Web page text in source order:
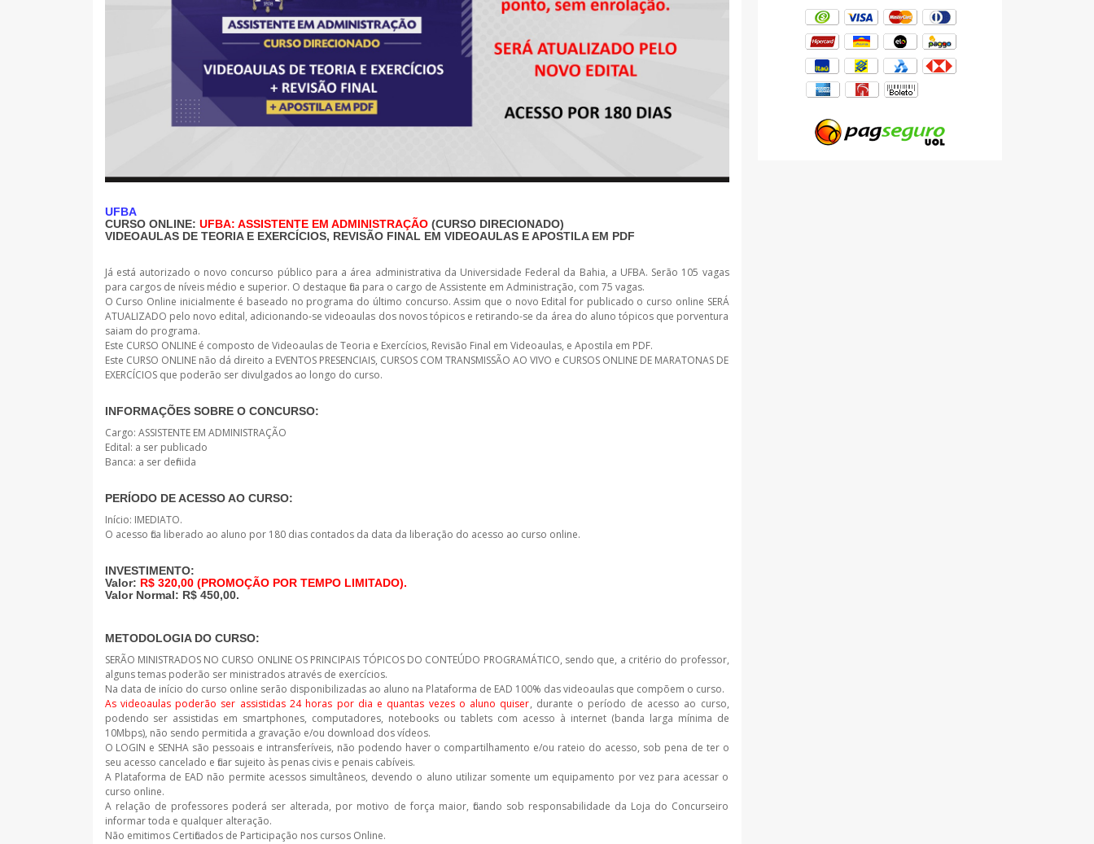
UFBA
CURSO ONLINE: UFBA: ASSISTENTE EM ADMINISTRAÇÃO(CURSO DIRECIONADO)
VIDEOAULAS DE TEORIA E EXERCÍCIOS, REVISÃO FINAL EM VIDEOAULAS E APOSTILA EM PDF
Já está autorizado o novo concurso público para a área administrativa da Universidade Federal da Bahia, a UFBA. Serão 105 vagas
para cargos de níveis médio e superior. O destaque fica para o cargo de Assistente em Administração, com 75 vagas.
O Curso Online inicialmente é baseado no programa do último concurso. Assim que o novo Edital for publicado o curso online SERÁ
ATUALIZADO pelo novo edital, adicionando-se videoaulas dos novos tópicos e retirando-se da área do aluno tópicos que porventura
saiam do programa.
Este CURSO ONLINE é composto de Videoaulas de Teoria e Exercícios, Revisão Final em Videoaulas, e Apostila em PDF.
Este CURSO ONLINE não dá direito a EVENTOS PRESENCIAIS, CURSOS COM TRANSMISSÃO AO VIVO e CURSOS ONLINE DE MARATONAS DE
EXERCÍCIOS que poderão ser divulgados ao longo do curso.
INFORMAÇÕES SOBRE O CONCURSO:
Cargo: ASSISTENTE EM ADMINISTRAÇÃO
Edital: a ser publicado
Banca: a ser definida
PERÍODO DE ACESSO AO CURSO:
Início: IMEDIATO.
O acesso fica liberado ao aluno por 180 dias contados da data da liberação do acesso ao curso online.
INVESTIMENTO:
Valor: R$ 320,00 (PROMOÇÃO POR TEMPO LIMITADO).
Valor Normal: R$ 450,00.
METODOLOGIA DO CURSO:
SERÃO MINISTRADOS NO CURSO ONLINE OS PRINCIPAIS TÓPICOS DO CONTEÚDO PROGRAMÁTICO, sendo que, a critério do professor,
alguns temas poderão ser ministrados através de exercícios.
Na data de início do curso online serão disponibilizadas ao aluno na Plataforma de EAD 100% das videoaulas que compõem o curso.
As videoaulas poderão ser assistidas 24 horas por dia e quantas vezes o aluno quiser, durante o período de acesso ao curso,
podendo ser assistidas em smartphones, computadores, notebooks ou tablets com acesso à internet (banda larga mínima de
10Mbps), não sendo permitida a gravação e/ou download dos vídeos.
O LOGIN e SENHA são pessoais e intransferíveis, não podendo haver o compartilhamento e/ou rateio do acesso, sob pena de ter o
seu acesso cancelado e ficar sujeito às penas civis e penais cabíveis.
A Plataforma de EAD não permite acessos simultâneos, devendo o aluno utilizar somente um equipamento por vez para acessar o
curso online.
A relação de professores poderá ser alterada, por motivo de força maior, ficando sob responsabilidade da Loja do Concurseiro
informar toda e qualquer alteração.
Não emitimos Certificados de Participação nos cursos Online.